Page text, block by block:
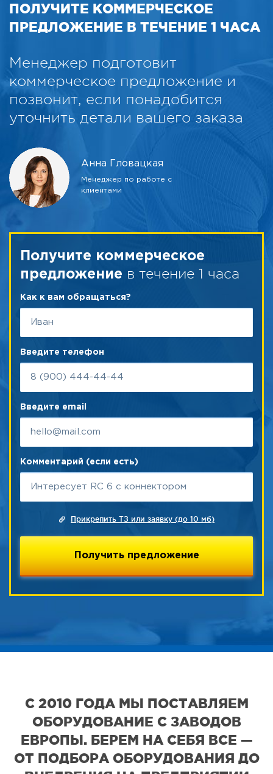
ПОЛУЧИТЕ КОММЕРЧЕСКОЕ
ПРЕДЛОЖЕНИЕ В ТЕЧЕНИЕ 1 ЧАСА
Менеджер подготовит
коммерческое предложение и
позвонит, если понадобится
уточнить детали вашего заказа
Анна Гловацкая
Менеджер по работе с
клиентами
Получите коммерческое
предложение в течение 1 часа
Как к вам обращаться?
Введите телефон
Введите email
Комментарий (если есть)
Прикрепить ТЗ или заявку (до 10 мб)
С 2010 ГОДА МЫ ПОСТАВЛЯЕМ
ОБОРУДОВАНИЕ С ЗАВОДОВ
ЕВРОПЫ. БЕРЕМ НА СЕБЯ ВСЕ —
ОТ ПОДБОРА ОБОРУДОВАНИЯ ДО